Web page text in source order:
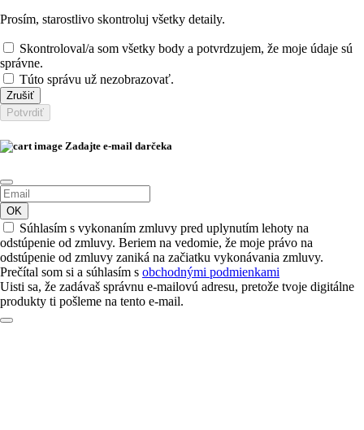
Prosím, starostlivo skontroluj všetky detaily.
Skontroloval/a som všetky body a potvrdzujem, že moje údaje sú
správne.
Túto správu už nezobrazovať.
Zrušiť
Potvrdiť
Zadajte e-mail darčeka
OK
Súhlasím s vykonaním zmluvy pred uplynutím lehoty na
odstúpenie od zmluvy. Beriem na vedomie, že moje právo na
odstúpenie od zmluvy zaniká na začiatku vykonávania zmluvy.
Prečítal som si a súhlasím s obchodnými podmienkami
Uisti sa, že zadávaš správnu e-mailovú adresu, pretože tvoje digitálne
produkty ti pošleme na tento e-mail.